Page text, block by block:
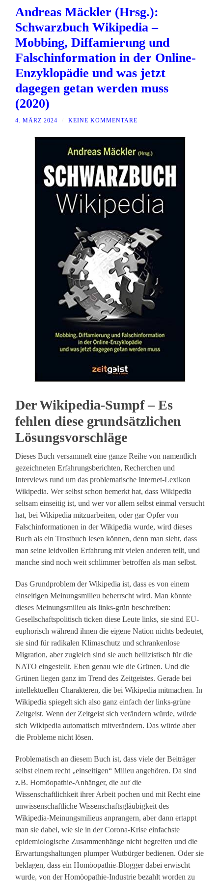
Andreas Mäckler (Hrsg.):
Schwarzbuch Wikipedia –
Mobbing, Diffamierung und
Falschinformation in der Online-
Enzyklopädie und was jetzt
dagegen getan werden muss
(2020)
4. MÄRZ 2024 KEINE KOMMENTARE
Der Wikipedia-Sumpf – Es
fehlen diese grundsätzlichen
Lösungsvorschläge
Dieses Buch versammelt eine ganze Reihe von namentlich
gezeichneten Erfahrungsberichten, Recherchen und
Interviews rund um das problematische Internet-Lexikon
Wikipedia. Wer selbst schon bemerkt hat, dass Wikipedia
seltsam einseitig ist, und wer vor allem selbst einmal versucht
hat, bei Wikipedia mitzuarbeiten, oder gar Opfer von
Falschinformationen in der Wikipedia wurde, wird dieses
Buch als ein Trostbuch lesen können, denn man sieht, dass
man seine leidvollen Erfahrung mit vielen anderen teilt, und
manche sind noch weit schlimmer betroffen als man selbst.
Das Grundproblem der Wikipedia ist, dass es von einem
einseitigen Meinungsmilieu beherrscht wird. Man könnte
dieses Meinungsmilieu als links-grün beschreiben:
Gesellschaftspolitisch ticken diese Leute links, sie sind EU-
euphorisch während ihnen die eigene Nation nichts bedeutet,
sie sind für radikalen Klimaschutz und schrankenlose
Migration, aber zugleich sind sie auch bellizistisch für die
NATO eingestellt. Eben genau wie die Grünen. Und die
Grünen liegen ganz im Trend des Zeitgeistes. Gerade bei
intellektuellen Charakteren, die bei Wikipedia mitmachen. In
Wikipedia spiegelt sich also ganz einfach der links-grüne
Zeitgeist. Wenn der Zeitgeist sich verändern würde, würde
sich Wikipedia automatisch mitverändern. Das würde aber
die Probleme nicht lösen.
Problematisch an diesem Buch ist, dass viele der Beiträger
selbst einem recht „einseitigen“ Milieu angehören. Da sind
z.B. Homöopathie-Anhänger, die auf die
Wissenschaftlichkeit ihrer Arbeit pochen und mit Recht eine
unwissenschaftliche Wissenschaftsgläubigkeit des
Wikipedia-Meinungsmilieus anprangern, aber dann ertappt
man sie dabei, wie sie in der Corona-Krise einfachste
epidemiologische Zusammenhänge nicht begreifen und die
Erwartungshaltungen plumper Wutbürger bedienen. Oder sie
beklagen, dass ein Homöopathie-Blogger dabei erwischt
wurde, von der Homöopathie-Industrie bezahlt worden zu